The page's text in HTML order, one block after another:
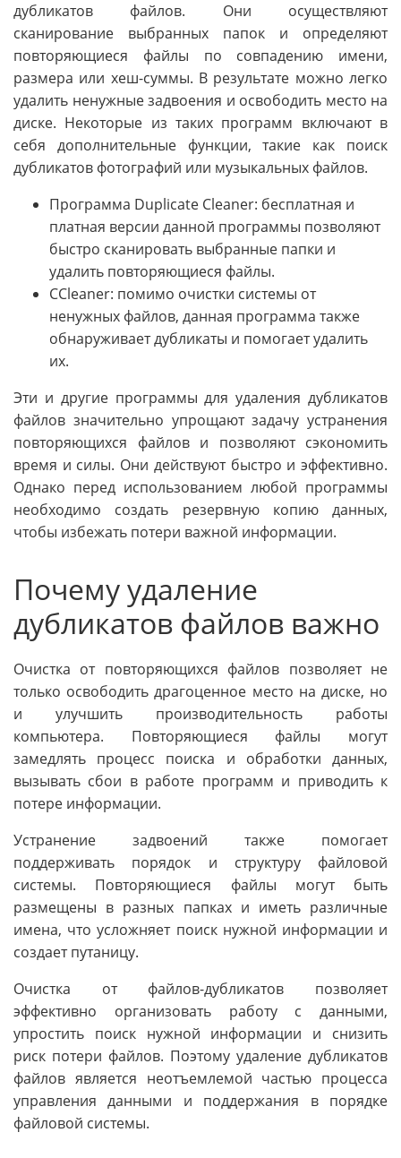
дубликатов файлов. Они осуществляют
сканирование выбранных папок и определяют
повторяющиеся файлы по совпадению имени,
размера или хеш-суммы. В результате можно легко
удалить ненужные задвоения и освободить место на
диске. Некоторые из таких программ включают в
себя дополнительные функции, такие как поиск
дубликатов фотографий или музыкальных файлов.
Программа Duplicate Cleaner: бесплатная и
платная версии данной программы позволяют
быстро сканировать выбранные папки и
удалить повторяющиеся файлы.
CCleaner: помимо очистки системы от
ненужных файлов, данная программа также
обнаруживает дубликаты и помогает удалить
их.
Эти и другие программы для удаления дубликатов
файлов значительно упрощают задачу устранения
повторяющихся файлов и позволяют сэкономить
время и силы. Они действуют быстро и эффективно.
Однако перед использованием любой программы
необходимо создать резервную копию данных,
чтобы избежать потери важной информации.
Почему удаление
дубликатов файлов важно
Очистка от повторяющихся файлов позволяет не
только освободить драгоценное место на диске, но
и улучшить производительность работы
компьютера. Повторяющиеся файлы могут
замедлять процесс поиска и обработки данных,
вызывать сбои в работе программ и приводить к
потере информации.
Устранение задвоений также помогает
поддерживать порядок и структуру файловой
системы. Повторяющиеся файлы могут быть
размещены в разных папках и иметь различные
имена, что усложняет поиск нужной информации и
создает путаницу.
Очистка от файлов-дубликатов позволяет
эффективно организовать работу с данными,
упростить поиск нужной информации и снизить
риск потери файлов. Поэтому удаление дубликатов
файлов является неотъемлемой частью процесса
управления данными и поддержания в порядке
файловой системы.